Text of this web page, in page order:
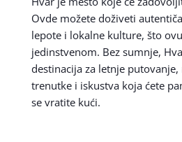
Ovde možete doživeti
lepote i lokalne kulture, što
jedinstvenom. Bez sumnje,
destinacija za letnje
trenutke i iskustva koja ćete
se vratite kući.